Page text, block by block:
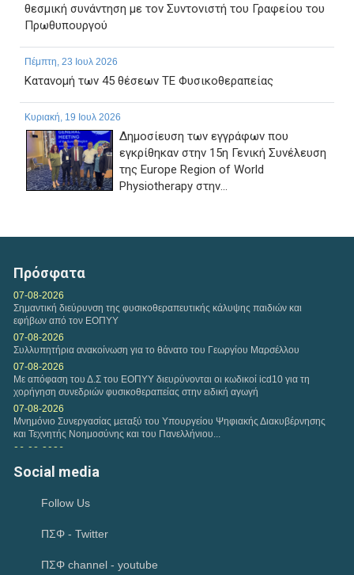
θεσμική συνάντηση με τον Συντονιστή του Γραφείου του
Πρωθυπουργού
Πέμπτη, 23 Ιουλ 2026
Κατανομή των 45 θέσεων ΤΕ Φυσικοθεραπείας
Κυριακή, 19 Ιουλ 2026
Δημοσίευση των εγγράφων που
εγκρίθηκαν στην 15η Γενική Συνέλευση
της Europe Region of World
Physiotherapy στην...
ΠΑΡΑΤΑΣΗ ΗΜΕΡΟΜΗΝΙΑΣ ΥΠΟΒΟΛΗΣ
ΕΚΔΗΛΩΣΗΣ ΕΝΔΙΑΦΕΡΟΝΤΟΣ...
Πρόσφατα
07-08-2026
Σημαντική διεύρυνση της φυσικοθεραπευτικής κάλυψης παιδιών και
εφήβων από τον ΕΟΠΥΥ
07-08-2026
Συλλυπητήρια ανακοίνωση για το θάνατο του Γεωργίου Μαρσέλλου
07-08-2026
Με απόφαση του Δ.Σ του ΕΟΠΥΥ διευρύνονται οι κωδικοί icd10 για τη
χορήγηση συνεδριών φυσικοθεραπείας στην ειδική αγωγή
07-08-2026
Μνημόνιο Συνεργασίας μεταξύ του Υπουργείου Ψηφιακής Διακυβέρνησης
και Τεχνητής Νοημοσύνης και του Πανελλήνιου...
06-08-2026
Συνάντηση αντιπροσωπείας του Κ.Δ.Σ με τον Υφυπουργό Παιδείας
Ανώτατης Εκπαίδευσης Νίκο Παπαϊωάννου
Ιούλιος 2026-Μηνιαία Ανασκόπηση
Ικανοποίηση του Π.Σ.Φ για το Ν. 5322/2026 που αφορά την πρώιμη
02-08-2026
Social media
Follow Us
ΠΣΦ - Twitter
ΠΣΦ channel - youtube